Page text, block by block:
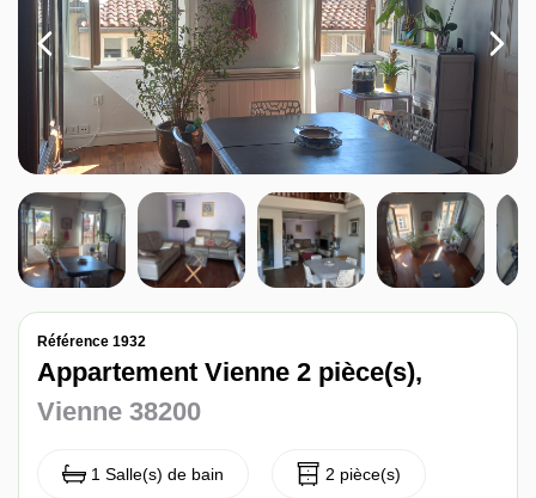
Notre agence
Partenaires
Nos avis
Contact
Référence 1932
Appartement Vienne 2 pièce(s),
Vienne 38200
1 Salle(s) de bain 2 pièce(s)